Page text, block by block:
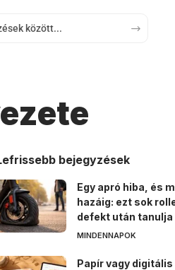
bejegyzések
Egy apró hiba, és
hazáig: ezt sok
defekt után tanulja
MINDENNAPOK
Papír vagy